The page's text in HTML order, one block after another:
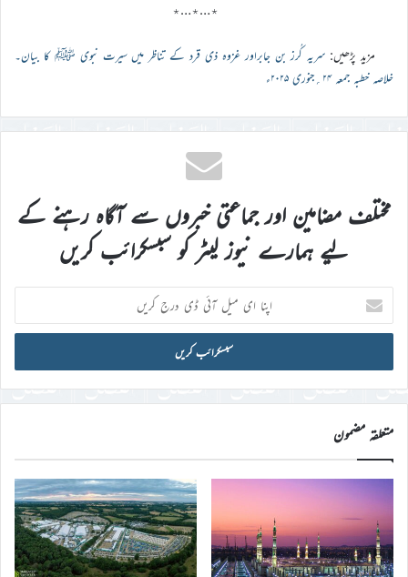
٭…٭…٭
مزید پڑھیں: سریہ کُرز بن جابراور غزوہ ذی قرد کے تناظر میں سیرت نبوی ﷺ کا بیان۔
خلاصہ خطبہ جمعہ ۲۴؍جنوری ۲۰۲۵ء
مختلف مضامین اور جماعتی خبروں سے آگاہ رہنے کے
لیے ہمارے نیوز لیٹر کو سبسکرائب کریں
اپنا
ای
میل
ڈی
درج
کریں
متعلقہ مضمون